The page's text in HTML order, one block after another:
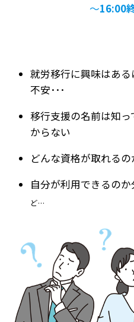
～16:00
就労移行に興味はあ
不安･･･
移行支援の名前は知
からない
どんな資格が取れる
自分が利用できる
ど…